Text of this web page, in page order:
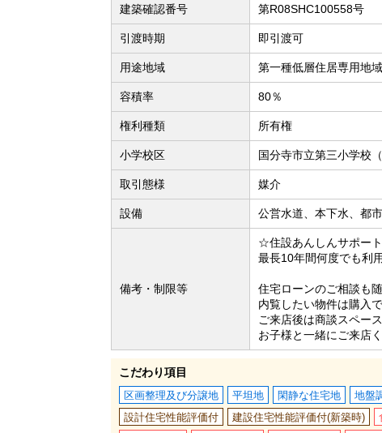
建築確認番号 第R08SHC100558号
引渡時期 即引渡可
用途地域 第一種低層住居専用地域
容積率 80％
権利種類 所有権
小学校区 国分寺市立第三小学校（
取引態様 媒介
設備 公営水道、本下水、都
備考・制限等
☆住設あんしんサポー
最長10年間何度でも利
住宅ローンのご相談も
内覧したい物件は購入
ご来店後は商談スペー
お子様と一緒にご来店
こだわり項目
区画整理及び分譲地 平坦地 閑静な住宅地 地盤
設計住宅性能評価付
建設住宅性能評価付(新築時)